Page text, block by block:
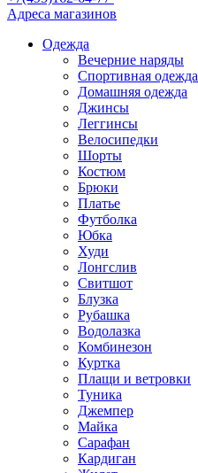
Адреса магазинов
Одежда
Вечерние наряды
Спортивная одежда
Домашняя одежда
Джинсы
Леггинсы
Велосипедки
Шорты
Костюм
Брюки
Платье
Футболка
Юбка
Худи
Лонгслив
Свитшот
Блузка
Рубашка
Водолазка
Комбинезон
Куртка
Плащи и ветровки
Туника
Джемпер
Майка
Сарафан
Кардиган